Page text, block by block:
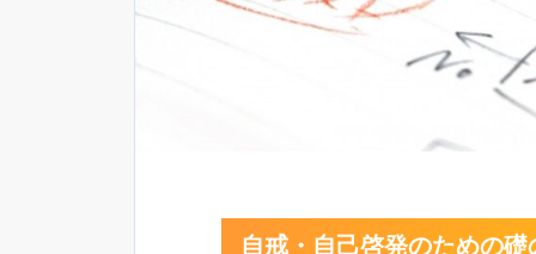
自戒・自己啓発のための礎